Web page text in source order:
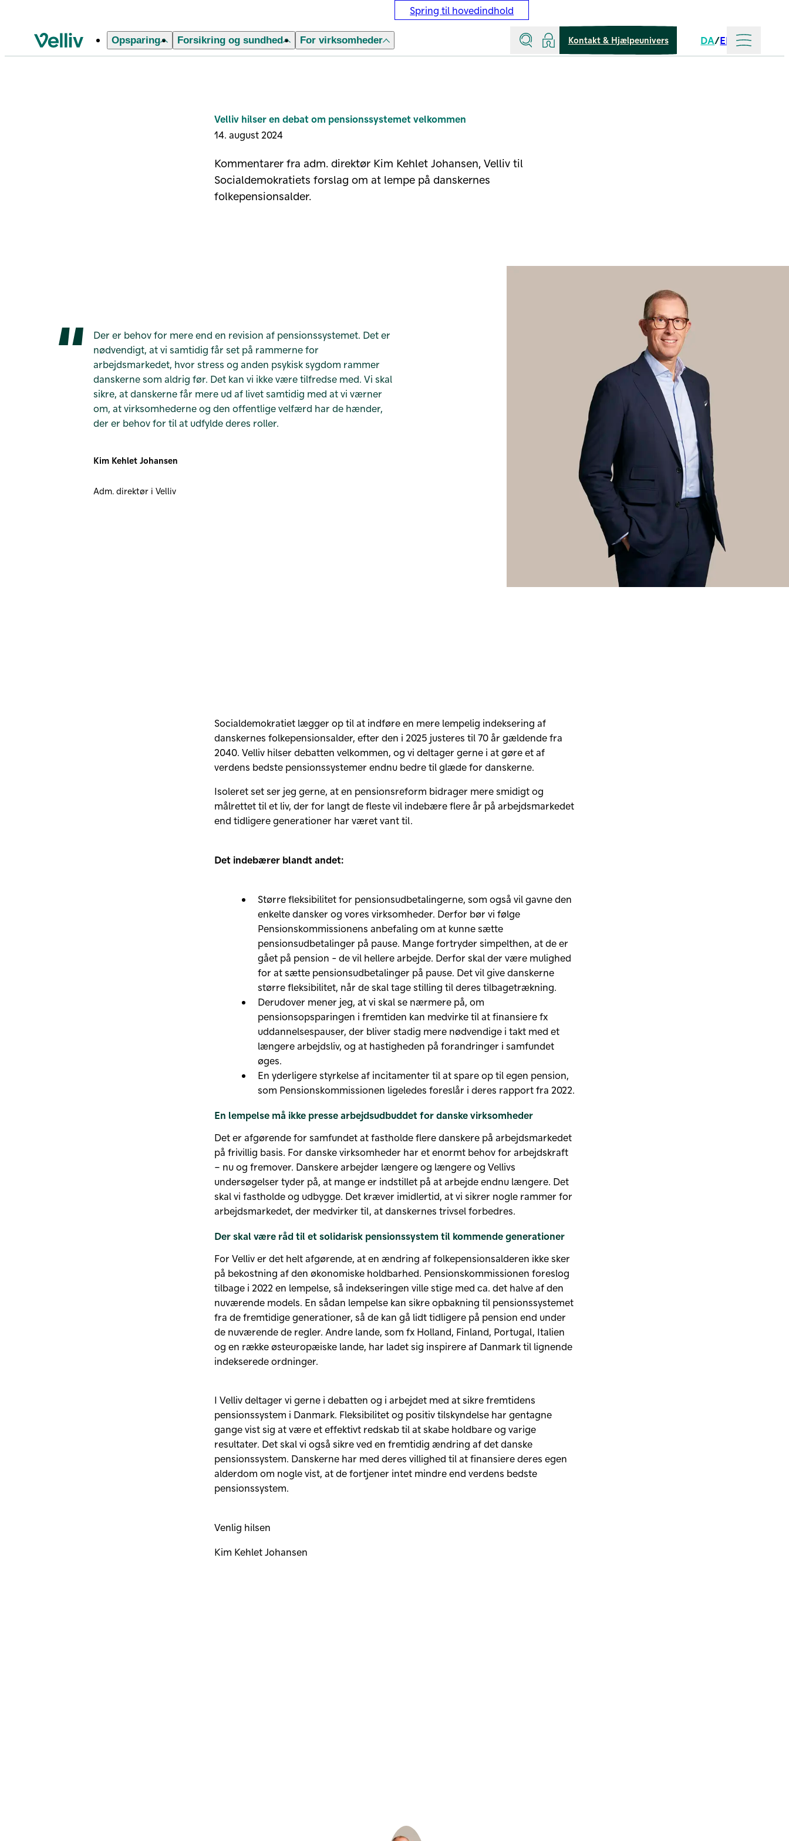
Spring til hovedindhold
Velliv startside
Opsparing Forsikring og sundhed For virksomheder Søg Log indKontakt & Hjælpeunivers
Sprog
DA EN Mere
Velliv hilser en debat om pensionssystemet velkommen
14. august 2024
Kommentarer fra adm. direktør Kim Kehlet Johansen, Velliv til
Socialdemokratiets forslag om at lempe på danskernes
folkepensionsalder.
Der er behov for mere end en revision af pensionssystemet. Det er
nødvendigt, at vi samtidig får set på rammerne for
arbejdsmarkedet, hvor stress og anden psykisk sygdom rammer
danskerne som aldrig før. Det kan vi ikke være tilfredse med. Vi skal
sikre, at danskerne får mere ud af livet samtidig med at vi værner
om, at virksomhederne og den offentlige velfærd har de hænder,
der er behov for til at udfylde deres roller.
Kim Kehlet Johansen
Adm. direktør i Velliv
Socialdemokratiet lægger op til at indføre en mere lempelig indeksering af
danskernes folkepensionsalder, efter den i 2025 justeres til 70 år gældende fra
2040. Velliv hilser debatten velkommen, og vi deltager gerne i at gøre et af
verdens bedste pensionssystemer endnu bedre til glæde for danskerne.
Isoleret set ser jeg gerne, at en pensionsreform bidrager mere smidigt og
målrettet til et liv, der for langt de fleste vil indebære flere år på arbejdsmarkedet
end tidligere generationer har været vant til.
Det indebærer blandt andet:
Større fleksibilitet for pensionsudbetalingerne, som også vil gavne den
enkelte dansker og vores virksomheder. Derfor bør vi følge
Pensionskommissionens anbefaling om at kunne sætte
pensionsudbetalinger på pause. Mange fortryder simpelthen, at de er
gået på pension - de vil hellere arbejde. Derfor skal der være mulighed
for at sætte pensionsudbetalinger på pause. Det vil give danskerne
større fleksibilitet, når de skal tage stilling til deres tilbagetrækning.
Derudover mener jeg, at vi skal se nærmere på, om
pensionsopsparingen i fremtiden kan medvirke til at finansiere fx
uddannelsespauser, der bliver stadig mere nødvendige i takt med et
længere arbejdsliv, og at hastigheden på forandringer i samfundet
øges.
En yderligere styrkelse af incitamenter til at spare op til egen pension,
som Pensionskommissionen ligeledes foreslår i deres rapport fra 2022.
En lempelse må ikke presse arbejdsudbuddet for danske virksomheder
Det er afgørende for samfundet at fastholde flere danskere på arbejdsmarkedet
på frivillig basis. For danske virksomheder har et enormt behov for arbejdskraft
– nu og fremover. Danskere arbejder længere og længere og Vellivs
undersøgelser tyder på, at mange er indstillet på at arbejde endnu længere. Det
skal vi fastholde og udbygge. Det kræver imidlertid, at vi sikrer nogle rammer for
arbejdsmarkedet, der medvirker til, at danskernes trivsel forbedres.
Der skal være råd til et solidarisk pensionssystem til kommende generationer
For Velliv er det helt afgørende, at en ændring af folkepensionsalderen ikke sker
på bekostning af den økonomiske holdbarhed. Pensionskommissionen foreslog
tilbage i 2022 en lempelse, så indekseringen ville stige med ca. det halve af den
nuværende models. En sådan lempelse kan sikre opbakning til pensionssystemet
fra de fremtidige generationer, så de kan gå lidt tidligere på pension end under
de nuværende de regler. Andre lande, som fx Holland, Finland, Portugal, Italien
og en række østeuropæiske lande, har ladet sig inspirere af Danmark til lignende
indekserede ordninger.
I Velliv deltager vi gerne i debatten og i arbejdet med at sikre fremtidens
pensionssystem i Danmark. Fleksibilitet og positiv tilskyndelse har gentagne
gange vist sig at være et effektivt redskab til at skabe holdbare og varige
resultater. Det skal vi også sikre ved en fremtidig ændring af det danske
pensionssystem. Danskerne har med deres villighed til at finansiere deres egen
alderdom om nogle vist, at de fortjener intet mindre end verdens bedste
pensionssystem.
Venlig hilsen
Kim Kehlet Johansen